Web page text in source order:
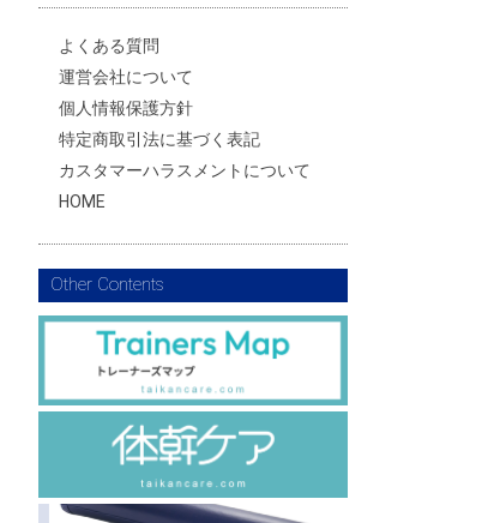
よくある質問
運営会社について
個人情報保護方針
特定商取引法に基づく表記
カスタマーハラスメントについて
HOME
Other Contents